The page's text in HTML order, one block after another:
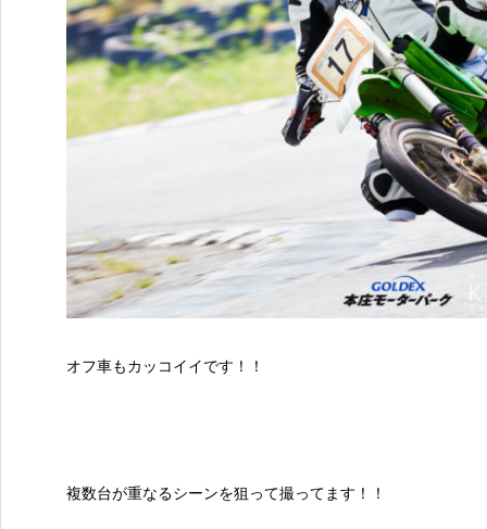
オフ車もカッコイイです！！
複数台が重なるシーンを狙って撮ってます！！